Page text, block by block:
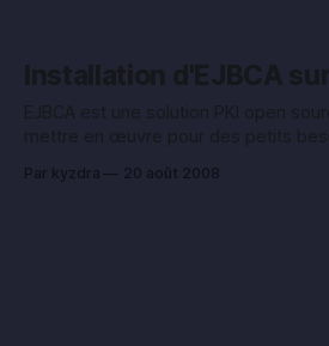
Installation d'EJBCA
EJBCA est une solution PKI open
mettre en œuvre pour des petits besoins : * PKI
d’application (Apache, Tomcat, etc.) * PKI interne pour
Par kyzdra 20 août 2008